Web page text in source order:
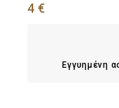
4€
Εγγυημένη